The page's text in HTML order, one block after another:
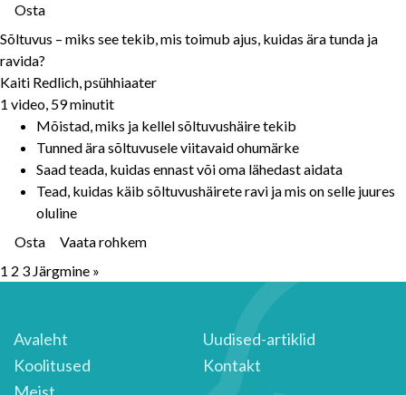
Osta
Sõltuvus – miks see tekib, mis toimub ajus, kuidas ära tunda ja
ravida?
Kaiti Redlich, psühhiaater
1 video, 59 minutit
Mõistad, miks ja kellel sõltuvushäire tekib
Tunned ära sõltuvusele viitavaid ohumärke
Saad teada, kuidas ennast või oma lähedast aidata
Tead, kuidas käib sõltuvushäirete ravi ja mis on selle juures
oluline
Osta
Vaata rohkem
1 2 3 Järgmine »
Avaleht
Koolitused
Uudised-artiklid
Kontakt